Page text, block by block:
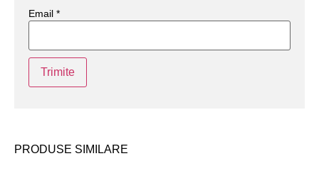
PRODUSE SIMILARE
Email *